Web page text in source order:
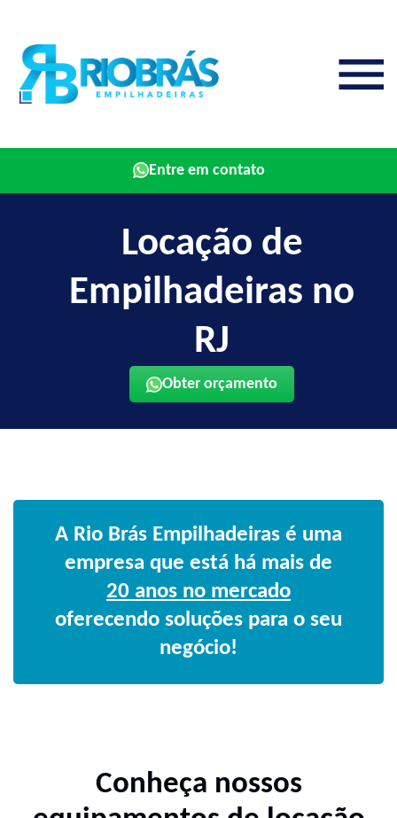
Entre em contato
Locação de
Empilhadeiras no
RJ
Obter orçamento
A Rio Brás Empilhadeiras é uma
empresa que está há mais de
20 anos no mercado
oferecendo soluções para o seu
negócio!
Conheça nossos